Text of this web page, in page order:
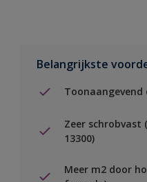
Belangrijkste
Toonaangevend
Zeer schrobvast
13300)
Meer m2 door